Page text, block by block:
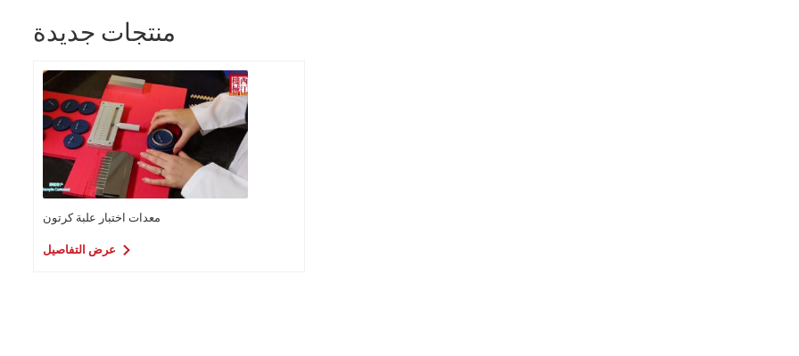
منتجات جديدة
معدات اختبار علبة كرتون
عرض التفاصيل